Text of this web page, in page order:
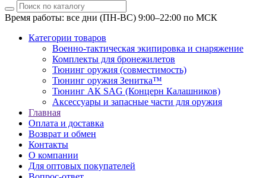
Время работы: все дни (ПН-ВС) 9:00–22:00 по МСК
Категории товаров
Военно-тактическая экипировка и снаряжение
Комплекты для бронежилетов
Тюнинг оружия (совместимость)
Тюнинг оружия Зенитка™
Тюнинг АК SAG (Концерн Калашников)
Аксессуары и запасные части для оружия
Главная
Оплата и доставка
Возврат и обмен
Контакты
О компании
Для оптовых покупателей